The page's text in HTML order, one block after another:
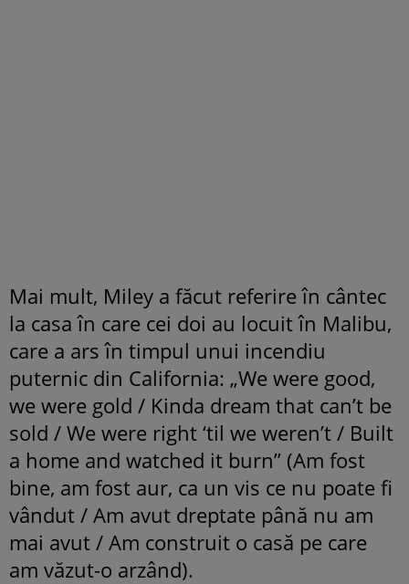
Mai mult, Miley a făcut referire în cântec
la casa în care cei doi au locuit în Malibu,
care a ars în timpul unui incendiu
puternic din California: „We were good,
we were gold / Kinda dream that can’t be
sold / We were right ‘til we weren’t / Built
a home and watched it burn” (Am fost
bine, am fost aur, ca un vis ce nu poate fi
vândut / Am avut dreptate până nu am
mai avut / Am construit o casă pe care
am văzut-o arzând).